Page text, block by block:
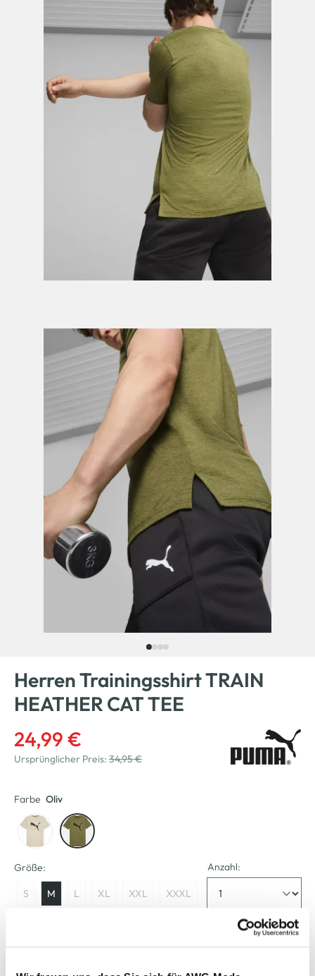
Herren Trainingsshirt TRAIN
HEATHER CAT TEE
24,99 €
Ursprünglicher Preis: 34,95 €
Farbe Oliv
Größe:
S M L XL XXL XXXL
Anzahl: